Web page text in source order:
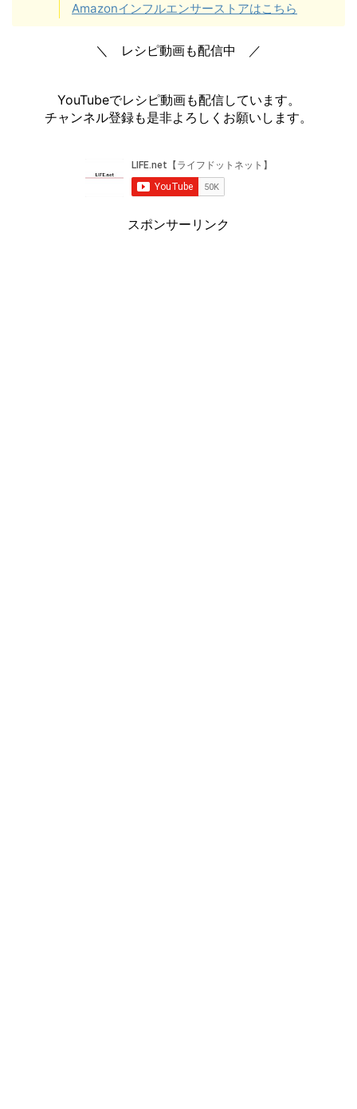
Amazonインフルエンサーストアはこちら
＼ レシピ動画も配信中 ／
YouTubeでレシピ動画も配信しています。
チャンネル登録も是非よろしくお願いします。
スポンサーリンク